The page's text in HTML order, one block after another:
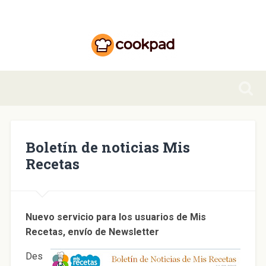
Boletín de noticias Mis
Recetas
Nuevo servicio para los usuarios de Mis
Recetas, envío de Newsletter
Des